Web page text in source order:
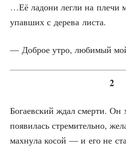
…Её ладо­ни лег­ли на пле­чи
упав­ших с дере­ва листа.
— Доб­рое утро, люби­мый
2
Бога­ев­ский ждал смер­ти. Он
появи­лась стре­ми­тель­но,
мах­ну­ла косой — и его не